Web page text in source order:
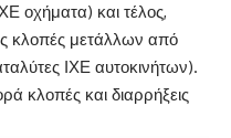
οχήματα) και τέλος,
κλοπές μετάλλων από
ΙΧΕ αυτοκινήτων).
κλοπές και διαρρήξεις